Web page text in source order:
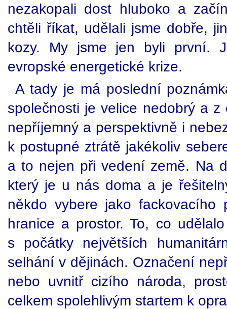
nezakopali dost hluboko a
chtěli říkat, udělali jsme dobře,
kozy. My jsme jen byli první.
evropské energetické krize.
A tady je má poslední
společnosti je velice nedobrý a
nepříjemný a perspektivně i
k postupné ztrátě jakékoliv
a to nejen při vedení země. Na
který je u nás doma a je
někdo vybere jako fackovacího
hranice a prostor. To, co
s počátky největších
selhání v dějinách. Označení
nebo uvnitř cizího národa,
celkem spolehlivým startem k